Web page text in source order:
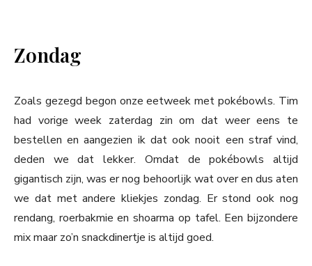
Zondag
Zoals gezegd begon onze eetweek met pokébowls. Tim
had vorige week zaterdag zin om dat weer eens te
bestellen en aangezien ik dat ook nooit een straf vind,
deden we dat lekker. Omdat de pokébowls altijd
gigantisch zijn, was er nog behoorlijk wat over en dus aten
we dat met andere kliekjes zondag. Er stond ook nog
rendang, roerbakmie en shoarma op tafel. Een bijzondere
mix maar zo’n snackdinertje is altijd goed.